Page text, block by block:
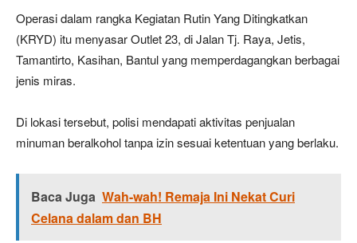
Operasi dalam rangka Kegiatan Rutin Yang Ditingkatkan
(KRYD) itu menyasar Outlet 23, di Jalan Tj. Raya, Jetis,
Tamantirto, Kasihan, Bantul yang memperdagangkan berbagai
jenis miras.
Di lokasi tersebut, polisi mendapati aktivitas penjualan
minuman beralkohol tanpa izin sesuai ketentuan yang berlaku.
Baca Juga Wah-wah! Remaja Ini Nekat Curi
Celana dalam dan BH